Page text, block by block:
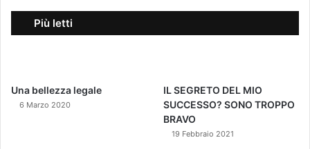
Più letti
Una bellezza legale
6 Marzo 2020
IL SEGRETO DEL MIO
SUCCESSO? SONO TROPPO
BRAVO
19 Febbraio 2021